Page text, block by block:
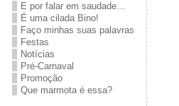
E por falar em saudade…
É uma cilada Bino!
Faço minhas suas palavras
Festas
Notícias
Pré-Carnaval
Promoção
Que marmota é essa?